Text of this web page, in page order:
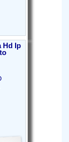
Hd Ip